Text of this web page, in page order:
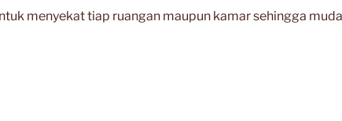
menyekat tiap ruangan maupun kamar sehingga